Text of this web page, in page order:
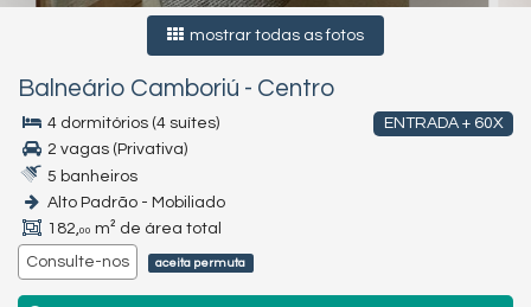
mostrar todas as fotos
Balneário Camboriú - Centro
ENTRADA + 60X
4 dormitórios (4 suítes)
2 vagas (Privativa)
5 banheiros
Alto Padrão - Mobiliado
182,00 m² de área total
Consulte-nos
aceita permuta